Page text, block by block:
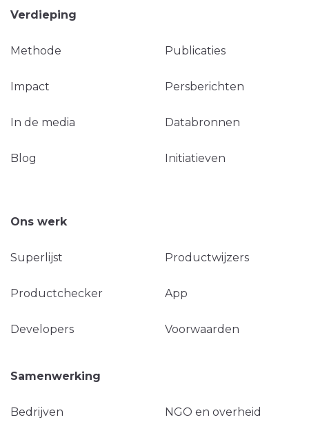
Verdieping
Methode Publicaties
Impact Persberichten
In de media Databronnen
Blog Initiatieven
Ons werk
Superlijst Productwijzers
Productchecker App
Developers Voorwaarden
Samenwerking
Bedrijven NGO en overheid